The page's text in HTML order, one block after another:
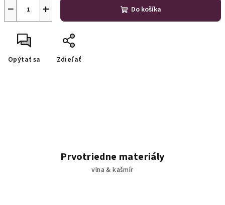
+
− Do košíka
Opýtať sa Zdieľať
Prvotriedne materiály
vlna & kašmír